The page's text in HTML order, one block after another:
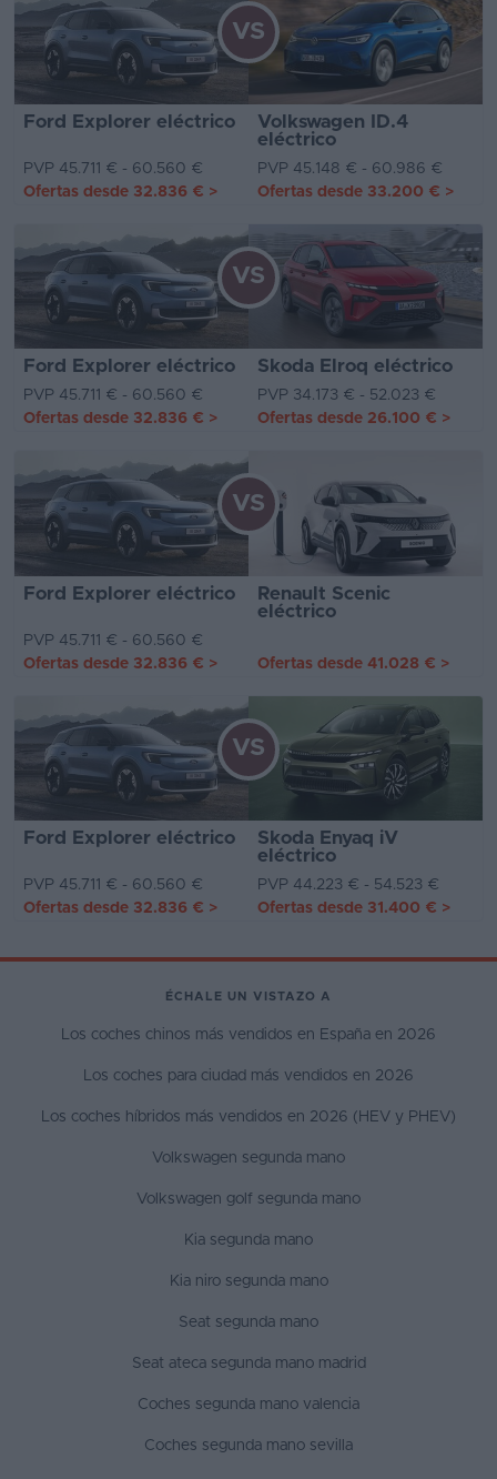
Ford Explorer eléctrico
Volkswagen ID.4
eléctrico
VS
PVP 45.711 € - 60.560 €
PVP 45.148 € - 60.986 €
Ofertas desde 32.836 € > Ofertas desde 33.200 € >
Ford Explorer eléctrico Skoda Elroq eléctrico
VS
PVP 45.711 € - 60.560 €
PVP 34.173 € - 52.023 €
Ofertas desde 32.836 € > Ofertas desde 26.100 € >
Ford Explorer eléctrico
Renault Scenic
eléctrico
VS
PVP 45.711 € - 60.560 €
Ofertas desde 32.836 € > Ofertas desde 41.028 € >
Ford Explorer eléctrico
Skoda Enyaq iV
eléctrico
VS
PVP 45.711 € - 60.560 €
PVP 44.223 € - 54.523 €
Ofertas desde 32.836 € > Ofertas desde 31.400 € >
ÉCHALE UN VISTAZO A
Los coches chinos más vendidos en España en 2026
Los coches para ciudad más vendidos en 2026
Los coches híbridos más vendidos en 2026 (HEV y PHEV)
Volkswagen segunda mano
Volkswagen golf segunda mano
Kia segunda mano
Kia niro segunda mano
Seat segunda mano
Seat ateca segunda mano madrid
Coches segunda mano valencia
Coches segunda mano sevilla